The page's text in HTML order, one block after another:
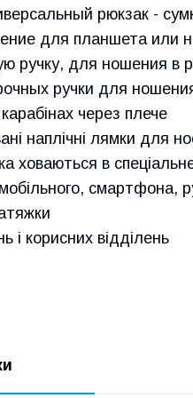
рюкзак -
для планшета или
ручку, для ношения в
ручки для
через плече
наплічні лямки для
ховаються в
смартфона,
і корисних відділень